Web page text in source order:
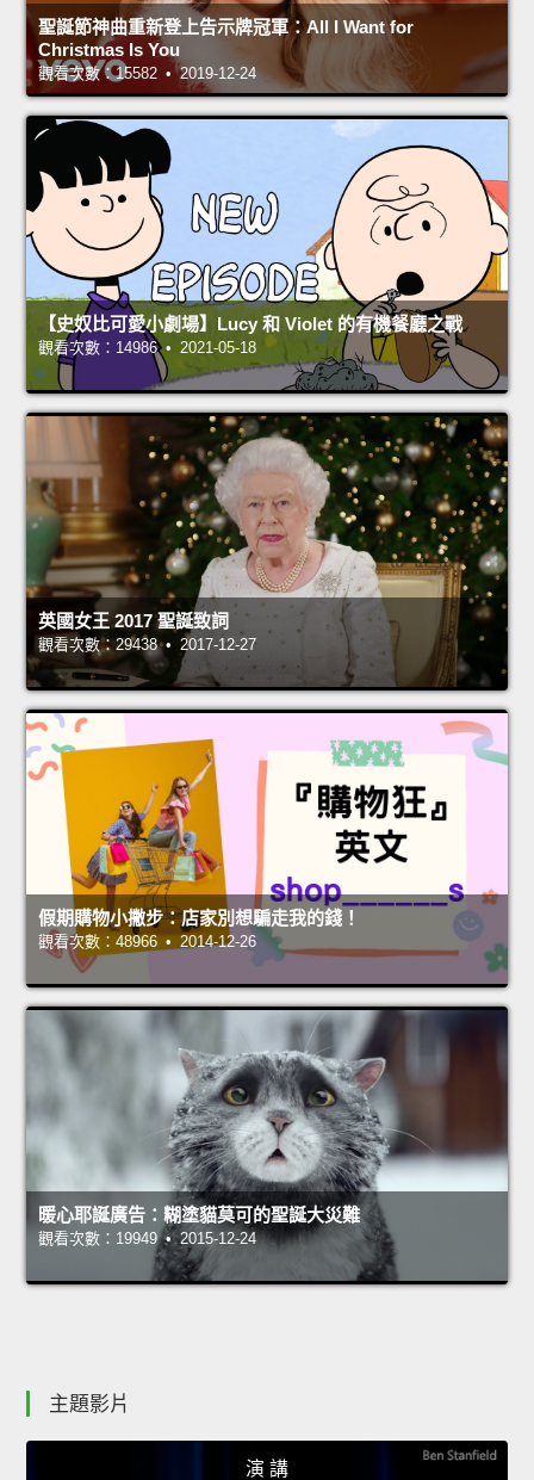
聖誕節神曲重新登上告示牌冠軍：All I Want for
Christmas Is You
觀看次數：15582 • 2019-12-24
【史奴比可愛小劇場】Lucy 和 Violet 的有機餐廳之戰
觀看次數：14986 • 2021-05-18
英國女王 2017 聖誕致詞
觀看次數：29438 • 2017-12-27
假期購物小撇步：店家別想騙走我的錢！
觀看次數：48966 • 2014-12-26
暖心耶誕廣告：糊塗貓莫可的聖誕大災難
觀看次數：19949 • 2015-12-24
主題影片
演 講